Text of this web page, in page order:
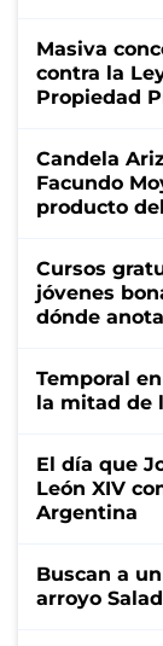
Masiva
contra la
Propiedad
Candela
Facundo
producto
Cursos
jóvenes
dónde
Temporal
la mitad de
El día que
León XIV
Argentina
Buscan a
arroyo